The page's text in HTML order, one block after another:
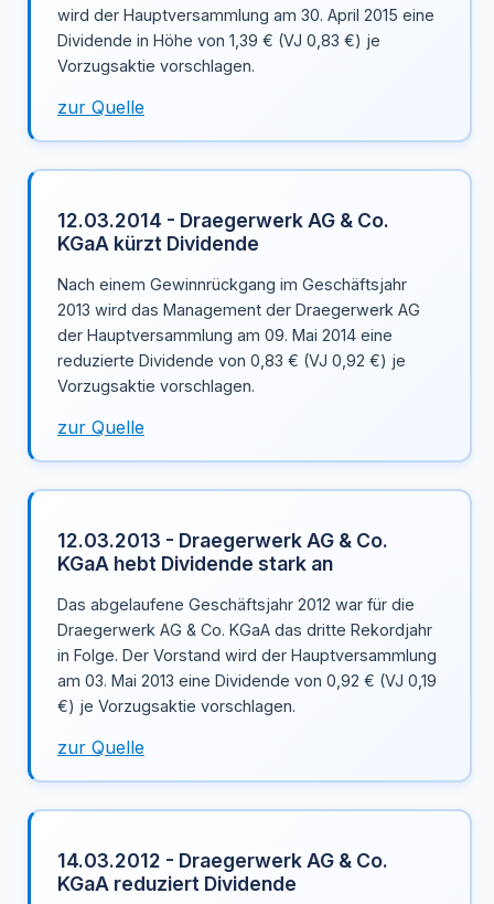
wird der Hauptversammlung am 30. April 2015 eine
Dividende in Höhe von 1,39 € (VJ 0,83 €) je
Vorzugsaktie vorschlagen.
zur Quelle
12.03.2014 - Draegerwerk AG & Co.
KGaA kürzt Dividende
Nach einem Gewinnrückgang im Geschäftsjahr
2013 wird das Management der Draegerwerk AG
der Hauptversammlung am 09. Mai 2014 eine
reduzierte Dividende von 0,83 € (VJ 0,92 €) je
Vorzugsaktie vorschlagen.
zur Quelle
12.03.2013 - Draegerwerk AG & Co.
KGaA hebt Dividende stark an
Das abgelaufene Geschäftsjahr 2012 war für die
Draegerwerk AG & Co. KGaA das dritte Rekordjahr
in Folge. Der Vorstand wird der Hauptversammlung
am 03. Mai 2013 eine Dividende von 0,92 € (VJ 0,19
€) je Vorzugsaktie vorschlagen.
zur Quelle
14.03.2012 - Draegerwerk AG & Co.
KGaA reduziert Dividende